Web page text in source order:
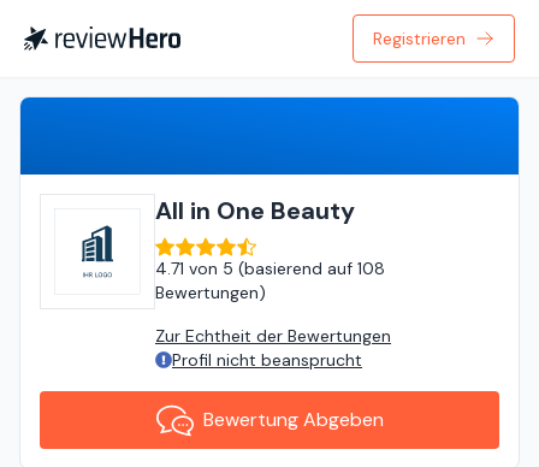
Registrieren
All in One Beauty
4.71 von 5 (basierend auf 108
Bewertungen)
Zur Echtheit der Bewertungen
Profil nicht beansprucht
Bewertung Abgeben